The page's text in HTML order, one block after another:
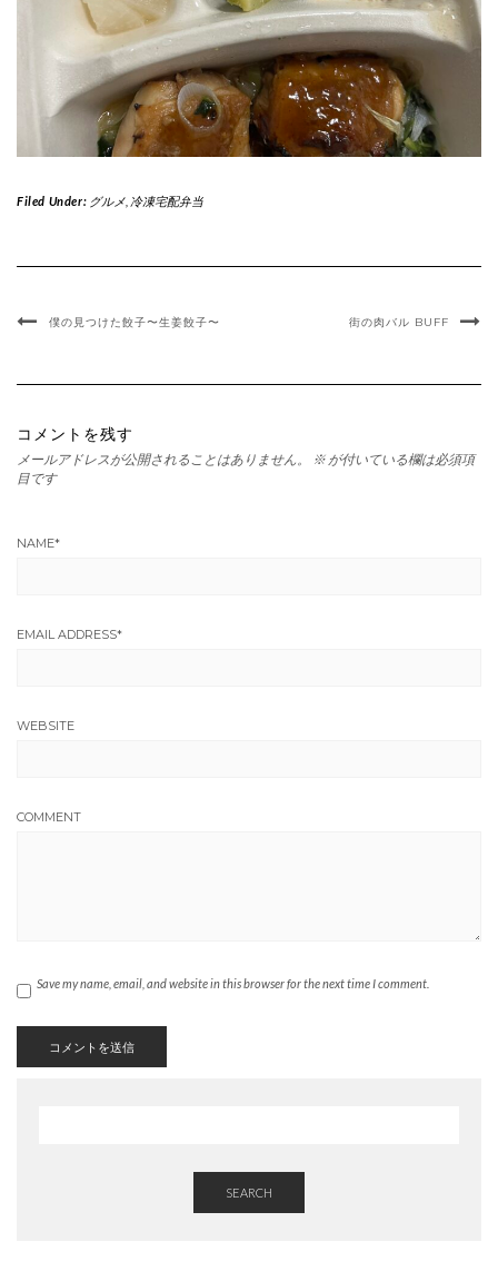
Filed Under: グルメ, 冷凍宅配弁当
僕の見つけた餃子〜生姜餃子〜 街の肉バル BUFF
コメントを残す
メールアドレスが公開されることはありません。 ※ が付いている欄は必須項
目です
NAME*
EMAIL ADDRESS*
WEBSITE
COMMENT
Save my name, email, and website in this browser for the next time I comment.
SEARCH